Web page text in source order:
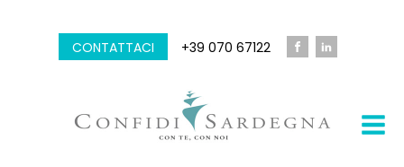
CONTATTACI +39 070 67122